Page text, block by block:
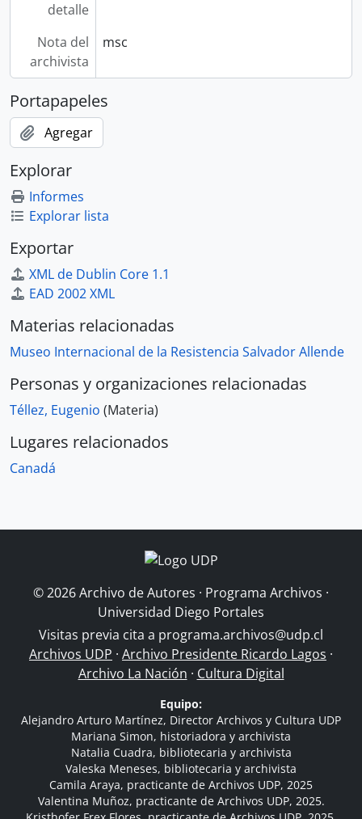
detalle
Nota del
archivista
msc
Portapapeles
Agregar
Explorar
Informes
Explorar lista
Exportar
XML de Dublin Core 1.1
EAD 2002 XML
Materias relacionadas
Museo Internacional de la Resistencia Salvador Allende
Personas y organizaciones relacionadas
Téllez, Eugenio (Materia)
Lugares relacionados
Canadá
© 2026 Archivo de Autores · Programa Archivos ·
Universidad Diego Portales
Visitas previa cita a programa.archivos@udp.cl
Archivos UDP · Archivo Presidente Ricardo Lagos ·
Archivo La Nación · Cultura Digital
Equipo:
Alejandro Arturo Martínez, Director Archivos y Cultura UDP
Mariana Simon, historiadora y archivista
Natalia Cuadra, bibliotecaria y archivista
Valeska Meneses, bibliotecaria y archivista
Camila Araya, practicante de Archivos UDP, 2025
Valentina Muñoz, practicante de Archivos UDP, 2025.